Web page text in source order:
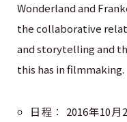
Wonderland and
the collaborative
and storytelling and
this has in filmmaking.
日程： 2016年10